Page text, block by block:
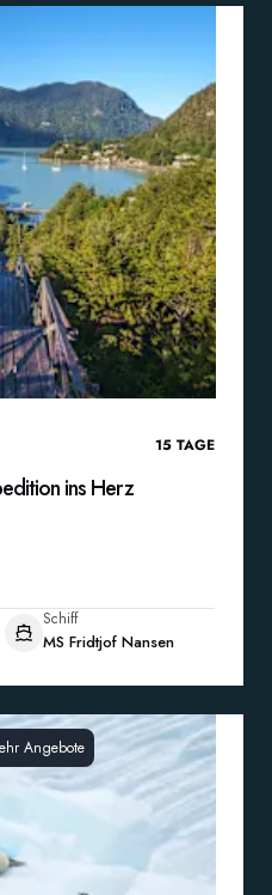
15 TAGE
ins Herz
Schiff
MS Fridtjof Nansen
Angebote